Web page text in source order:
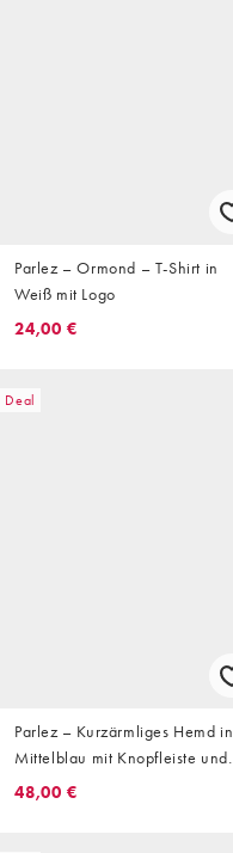
Parlez – Ormond – T-Shirt in
Weiß mit Logo
24,00 €
Deal
Parlez – Kurzärmliges Hemd in
Mittelblau mit Knopfleiste und
geometrischem Stempelmuster,
48,00 €